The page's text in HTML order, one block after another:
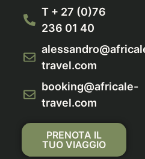
T + 27 (0)76
236 01 40
travel.com
booking@africale-
travel.com
PRENOTA IL
TUO VIAGGIO